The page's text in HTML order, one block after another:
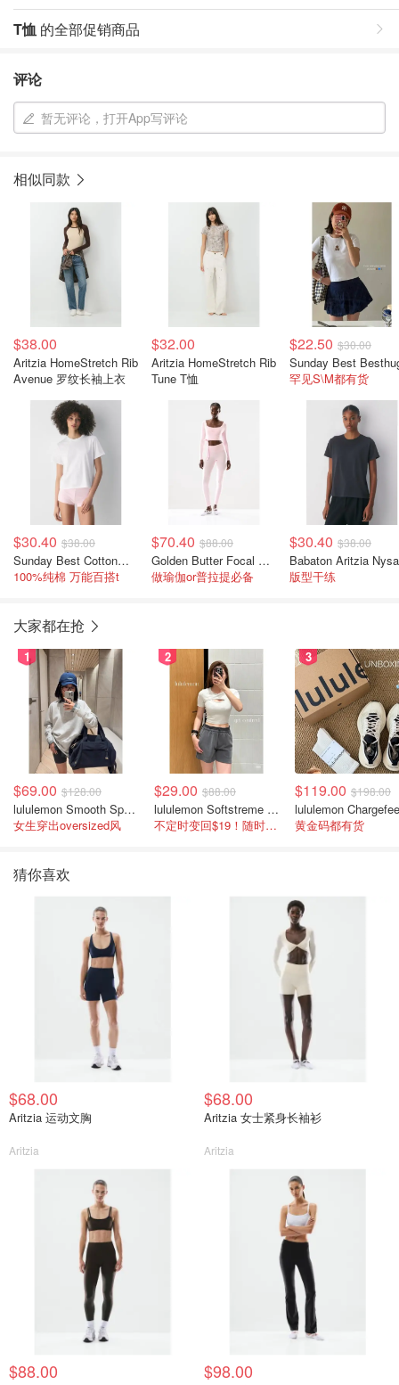
T恤 的全部促销商品
评论
暂无评论，打开App写评论
相似同款
$38.00
Aritzia HomeStretch Rib
Avenue 罗纹长袖上衣
$32.00
Aritzia HomeStretch Rib
Tune T恤
$22.50 $30.00
罕见S\M都有货
$30.40 $38.00
Sunday Best CottonWhisk Emma T恤 白色
100%纯棉 万能百搭t
$70.40 $88.00
Golden Butter Focal Wrap 长袖上衣
做瑜伽or普拉提必备
$30.40 $38.00
版型干练
大家都在抢
1
$69.00 $128.00
lululemon Smooth Spacer 经典卫衣
女生穿出oversized风
2
$29.00 $88.00
lululemon Softstreme 女士高腰短裤 10cm
不定时变回$19！随时点进来看
3
$119.00 $198.00
黄金码都有货
猜你喜欢
$68.00
Aritzia 运动文胸
Aritzia
$68.00
Aritzia 女士紧身长袖衫
Aritzia
$88.00 $98.00